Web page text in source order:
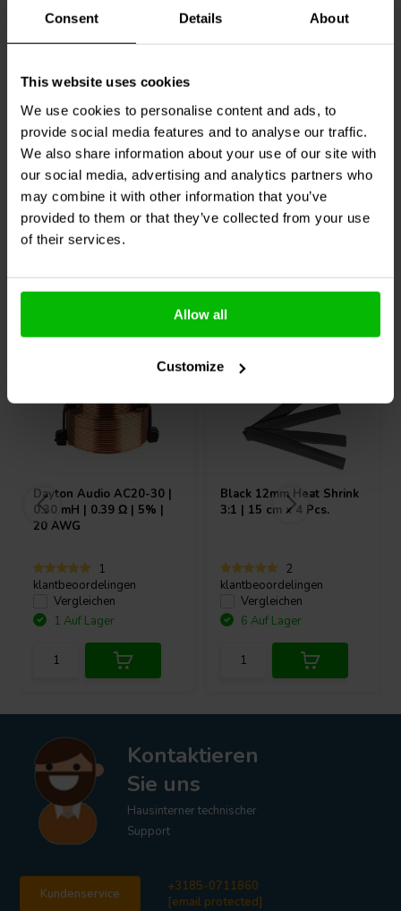
Consent Details About
This website uses cookies
We use cookies to personalise content and ads, to
provide social media features and to analyse our traffic.
We also share information about your use of our site with
our social media, advertising and analytics partners who
may combine it with other information that you’ve
provided to them or that they’ve collected from your use
of their services.
Allow all
Customize
6A
Switch Center Off
1
klantbeoordelingen
Vergleichen
4 Auf Lager
6A
2
klantbeoordelingen
Vergleichen
4 Auf Lager
Andere Kunden kauften auch
Dayton AudioAC20-30 |
0.30 mH | 0.39 Ω | 5% |
20 AWG
1
klantbeoordelingen
Vergleichen
1 Auf Lager
Black 12mm Heat Shrink
3:1 | 15 cm x 4 Pcs.
2
klantbeoordelingen
Vergleichen
6 Auf Lager
Kontaktieren
Sie uns
Hausinterner technischer
Support
Kundenservice
+3185-0711860
[email protected]